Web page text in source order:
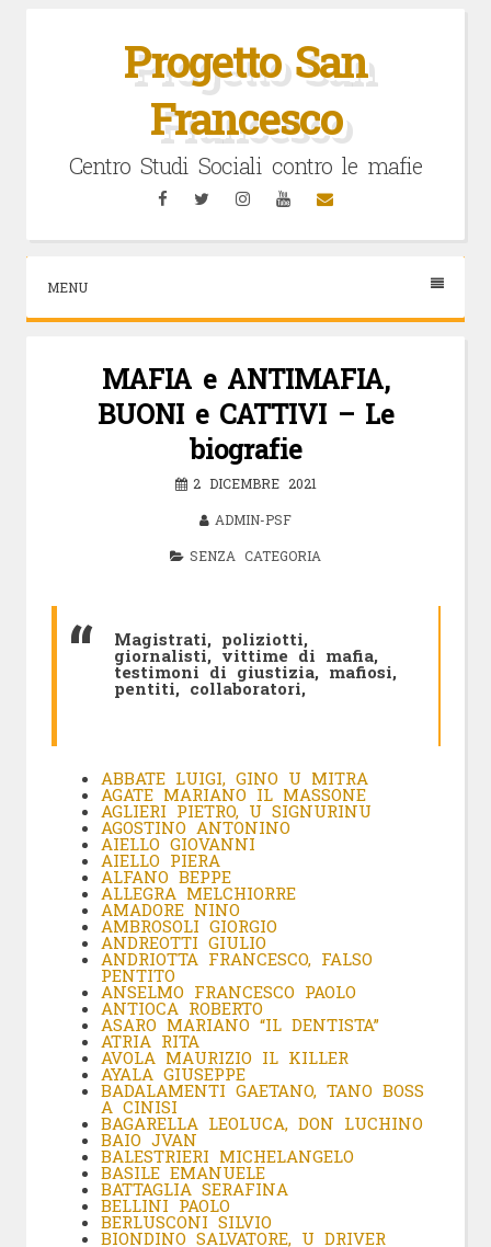
Progetto San
Francesco
Centro Studi Sociali contro le mafie
FacebookTwitterInstagramYouTubeEmail
MENU
MAFIA e ANTIMAFIA,
BUONI e CATTIVI – Le
biografie
2 DICEMBRE 2021
ADMIN-PSF
SENZA CATEGORIA
Magistrati, poliziotti,
giornalisti, vittime di mafia,
testimoni di giustizia, mafiosi,
pentiti, collaboratori,
ABBATE LUIGI, GINO U MITRA
AGATE MARIANO IL MASSONE
AGLIERI PIETRO, U SIGNURINU
AGOSTINO ANTONINO
AIELLO GIOVANNI
AIELLO PIERA
ALFANO BEPPE
ALLEGRA MELCHIORRE
AMADORE NINO
AMBROSOLI GIORGIO
ANDREOTTI GIULIO
ANDRIOTTA FRANCESCO, FALSO
PENTITO
ANSELMO FRANCESCO PAOLO
ANTIOCA ROBERTO
ASARO MARIANO “IL DENTISTA”
ATRIA RITA
AVOLA MAURIZIO IL KILLER
AYALA GIUSEPPE
BADALAMENTI GAETANO, TANO BOSS
A CINISI
BAGARELLA LEOLUCA, DON LUCHINO
BAIO JVAN
BALESTRIERI MICHELANGELO
BASILE EMANUELE
BATTAGLIA SERAFINA
BELLINI PAOLO
BERLUSCONI SILVIO
BIONDINO SALVATORE, U DRIVER